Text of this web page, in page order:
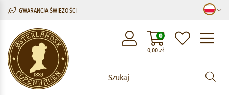
GWARANCJA ŚWIEŻOŚCI
0,00 zł
0